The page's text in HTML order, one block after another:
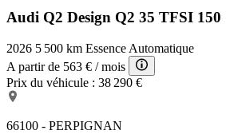
Audi Q2 Design Q2 35 TFSI 150
2026 5 500 km Essence Automatique
A partir de 563 € / mois
Prix du véhicule : 38 290 €
66100 - PERPIGNAN